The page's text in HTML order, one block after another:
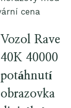
Vozol Rave
40K 40000
potáhnutí
obrazovka